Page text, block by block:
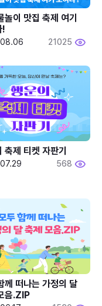
놀이 맛집 축제 여기
!
21025
축제 티켓 자판기
568
께 떠나는 가정의 달
음.ZIP